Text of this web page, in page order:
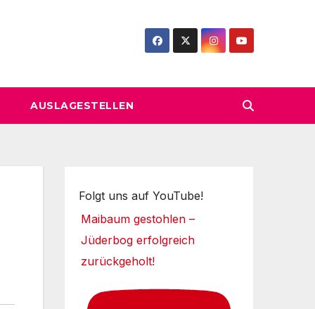
AUSLAGESTELLEN
Folgt uns auf YouTube!
Maibaum gestohlen –
Jüderbog erfolgreich
zurückgeholt!